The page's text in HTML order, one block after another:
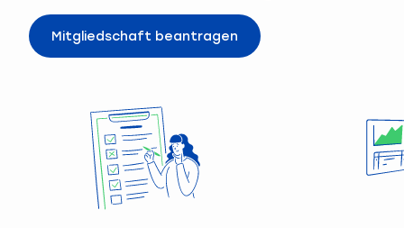
Mitgliedschaft beantragen